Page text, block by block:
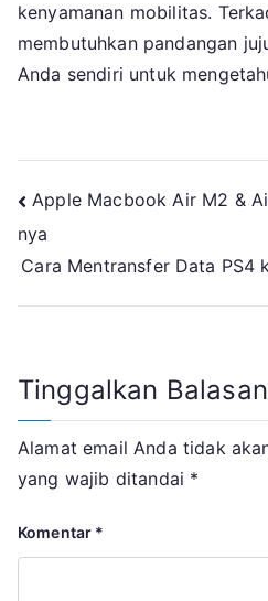
kenyamanan mobilitas.
membutuhkan pandangan
Anda sendiri untuk
Navigasi
pos
Apple Macbook Air M2 &
nya
Cara Mentransfer Data PS4
Tinggalkan Balasan
Alamat email Anda tidak
yang wajib ditandai *
Komentar *